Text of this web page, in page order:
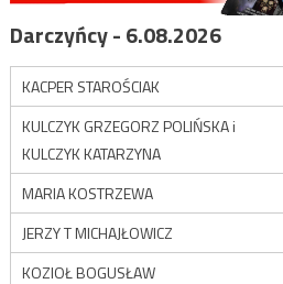
Darczyńcy - 6.08.2026
KACPER STAROŚCIAK
KULCZYK GRZEGORZ POLIŃSKA i
KULCZYK KATARZYNA
MARIA KOSTRZEWA
JERZY T MICHAJŁOWICZ
KOZIOŁ BOGUSŁAW